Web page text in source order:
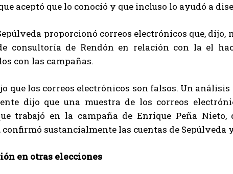
aceptó que lo conoció y que incluso lo ayudó a
proporcionó correos electrónicos que,
consultoría de Rendón en relación con la el
con las campañas.
que los correos electrónicos son falsos. Un
dijo que una muestra de los correos
trabajó en la campaña de Enrique Peña
confirmó sustancialmente las cuentas de Sepúlveda
en otras elecciones